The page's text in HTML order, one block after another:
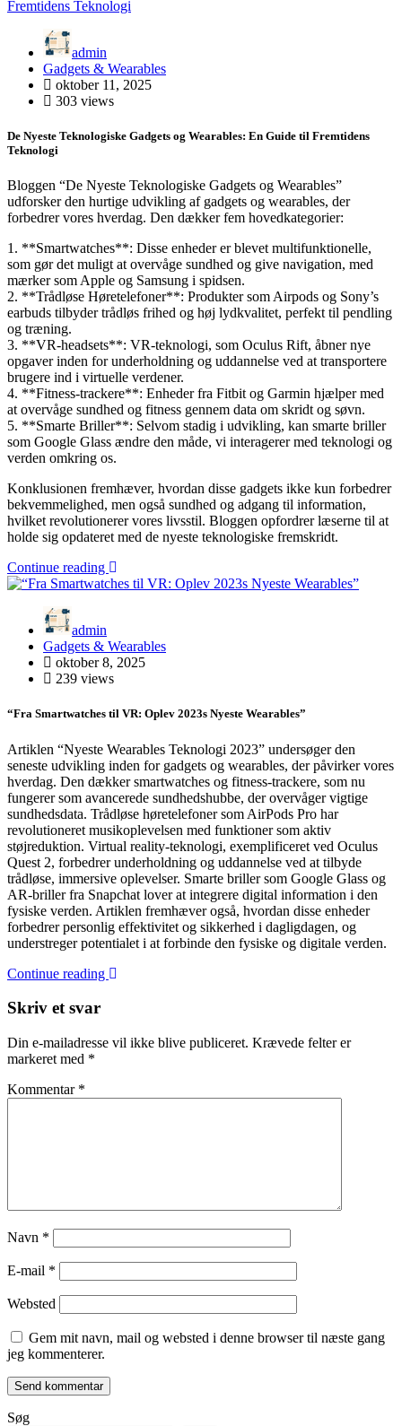
admin
Gadgets & Wearables
oktober 11, 2025
303 views
De Nyeste Teknologiske Gadgets og Wearables: En Guide til Fremtidens
Teknologi
Bloggen “De Nyeste Teknologiske Gadgets og Wearables”
udforsker den hurtige udvikling af gadgets og wearables, der
forbedrer vores hverdag. Den dækker fem hovedkategorier:
1. **Smartwatches**: Disse enheder er blevet multifunktionelle,
som gør det muligt at overvåge sundhed og give navigation, med
mærker som Apple og Samsung i spidsen.
2. **Trådløse Høretelefoner**: Produkter som Airpods og Sony’s
earbuds tilbyder trådløs frihed og høj lydkvalitet, perfekt til pendling
og træning.
3. **VR-headsets**: VR-teknologi, som Oculus Rift, åbner nye
opgaver inden for underholdning og uddannelse ved at transportere
brugere ind i virtuelle verdener.
4. **Fitness-trackere**: Enheder fra Fitbit og Garmin hjælper med
at overvåge sundhed og fitness gennem data om skridt og søvn.
5. **Smarte Briller**: Selvom stadig i udvikling, kan smarte briller
som Google Glass ændre den måde, vi interagerer med teknologi og
verden omkring os.
Konklusionen fremhæver, hvordan disse gadgets ikke kun forbedrer
bekvemmelighed, men også sundhed og adgang til information,
hvilket revolutionerer vores livsstil. Bloggen opfordrer læserne til at
holde sig opdateret med de nyeste teknologiske fremskridt.
Continue reading
admin
Gadgets & Wearables
oktober 8, 2025
239 views
“Fra Smartwatches til VR: Oplev 2023s Nyeste Wearables”
Artiklen “Nyeste Wearables Teknologi 2023” undersøger den
seneste udvikling inden for gadgets og wearables, der påvirker vores
hverdag. Den dækker smartwatches og fitness-trackere, som nu
fungerer som avancerede sundhedshubbe, der overvåger vigtige
sundhedsdata. Trådløse høretelefoner som AirPods Pro har
revolutioneret musikoplevelsen med funktioner som aktiv
støjreduktion. Virtual reality-teknologi, exemplificeret ved Oculus
Quest 2, forbedrer underholdning og uddannelse ved at tilbyde
trådløse, immersive oplevelser. Smarte briller som Google Glass og
AR-briller fra Snapchat lover at integrere digital information i den
fysiske verden. Artiklen fremhæver også, hvordan disse enheder
forbedrer personlig effektivitet og sikkerhed i dagligdagen, og
understreger potentialet i at forbinde den fysiske og digitale verden.
Continue reading
Skriv et svar
Din e-mailadresse vil ikke blive publiceret. Krævede felter er
markeret med *
Kommentar *
Navn *
E-mail *
Websted
Gem mit navn, mail og websted i denne browser til næste gang
jeg kommenterer.
Søg